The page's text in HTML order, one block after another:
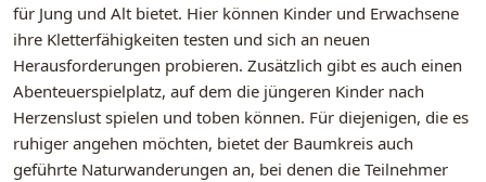
für Jung und Alt bietet. Hier können Kinder und Erwachsene
ihre Kletterfähigkeiten testen und sich an neuen
Herausforderungen probieren. Zusätzlich gibt es auch einen
Abenteuerspielplatz, auf dem die jüngeren Kinder nach
Herzenslust spielen und toben können. Für diejenigen, die es
ruhiger angehen möchten, bietet der Baumkreis auch
geführte Naturwanderungen an, bei denen die Teilnehmer